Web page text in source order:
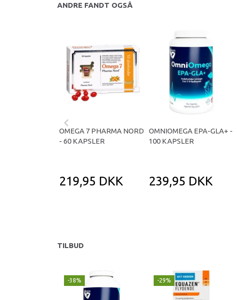
ANDRE FANDT OGSÅ
OMEGA 7 PHARMA NORD
- 60 KAPSLER
219,95 DKK
OMNIOMEGA EPA-GLA+ -
100 KAPSLER
239,95 DKK
TILBUD
-38% -29%